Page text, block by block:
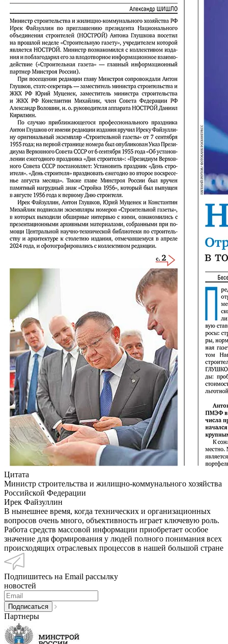
Цитата
Министр строительства и жилищно-коммунального хозяйства
Российской Федерации
Ирек Файзуллин
В нынешнее время, когда технических и организационных
вопросов очень много, объективность играет ключевую роль.
Работа средств массовой информации приобретает особое
значение для формирования у людей полного понимания всех
происходящих отраслевых процессов в нашей большой стране
Подпишитесь на Email рассылку
новостей
Партнеры